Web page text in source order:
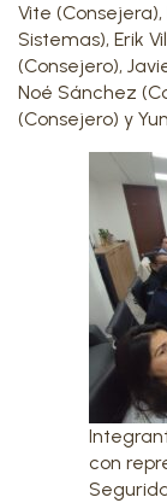
Vite
Sistemas), Erik
(Consejero),
Noé Sánchez
(Consejero) y
con